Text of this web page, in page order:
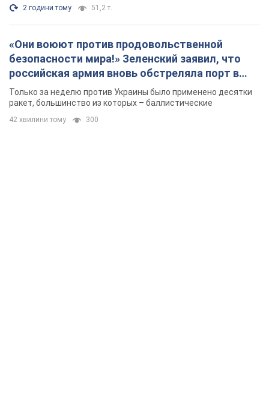
2 години тому 51,2 т.
«Они воюют против продовольственной
безопасности мира!» Зеленский заявил, что
российская армия вновь обстреляла порт в
Одессе
Только за неделю против Украины было применено десятки
ракет, большинство из которых – баллистические
42 хвилини тому 300